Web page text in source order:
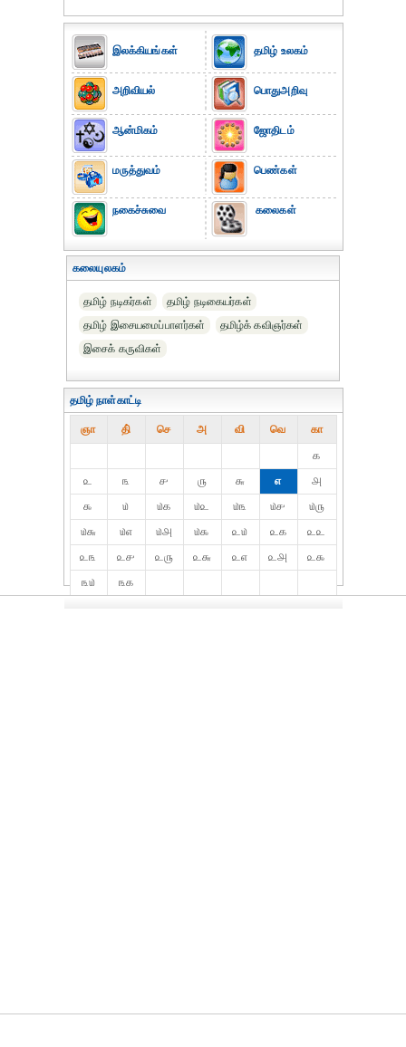
இலக்கியங்கள்
அறிவியல்
ஆன்மிகம்
மருத்துவம்
நகைச்சுவை
தமிழ் உலகம்
பொதுஅறிவு
ஜோதிடம்
பெண்கள்
கலைகள்
கலையுலகம்
தமிழ் நடிகர்கள்
தமிழ் நடிகையர்கள்
தமிழ் இசையமைப்பாளர்கள்
தமிழ்க் கவிஞர்கள்
இசைக் கருவிகள்
தமிழ் நாள்காட்டி
ஞா தி் செ அ வி வெ கா
௧
௨
௩ ௪ ௫ ௬ ௭
௮
௯
௰ ௰௧ ௰௨ ௰௩ ௰௪
௰௫
௰௬
௰௭ ௰௮ ௰௯ ௨௰ ௨௧
௨௨
௨௩
௨௪ ௨௫ ௨௬ ௨௭ ௨௮
௨௯
௩௰
௩௧